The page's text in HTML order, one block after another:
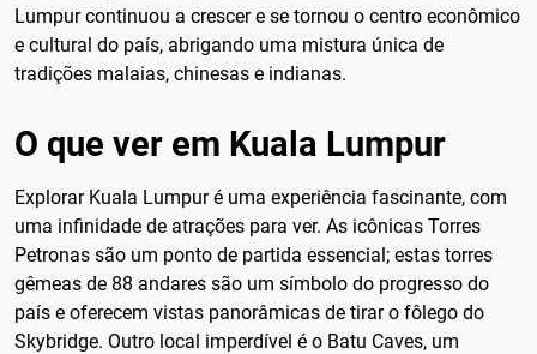
Lumpur continuou a crescer e se tornou o centro econômico
e cultural do país, abrigando uma mistura única de
tradições malaias, chinesas e indianas.
O que ver em Kuala Lumpur
Explorar Kuala Lumpur é uma experiência fascinante, com
uma infinidade de atrações para ver. As icônicas Torres
Petronas são um ponto de partida essencial; estas torres
gêmeas de 88 andares são um símbolo do progresso do
país e oferecem vistas panorâmicas de tirar o fôlego do
Skybridge. Outro local imperdível é o Batu Caves, um